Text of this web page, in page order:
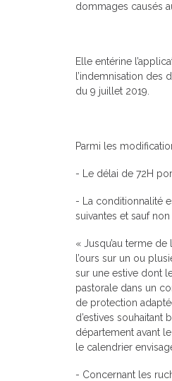
dommages causés
Elle entérine
l’indemnisation des
du 9 juillet 2019.
Parmi les
- Le délai de 72H
- La conditionnalité
suivantes et sauf
« Jusqu’au terme
l’ours sur un ou
sur une estive dont
pastorale dans un
de protection
d’estives
département avant
le calendrier
- Concernant les